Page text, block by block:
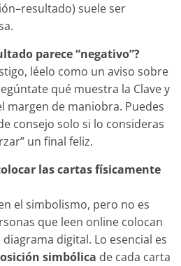
suele ser
parece “negativo”?
léelo como un aviso sobre
qué muestra la Clave y
margen de maniobra. Puedes
consejo solo si lo consideras
un final feliz.
las cartas físicamente
el simbolismo, pero no es
que leen online colocan
digital. Lo esencial es
simbólica de cada carta